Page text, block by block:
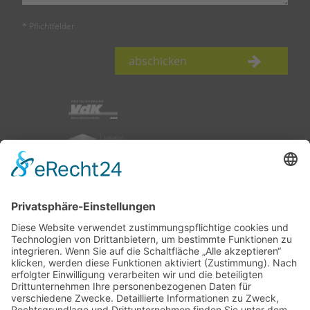
* Pflichtfelder
abschicken